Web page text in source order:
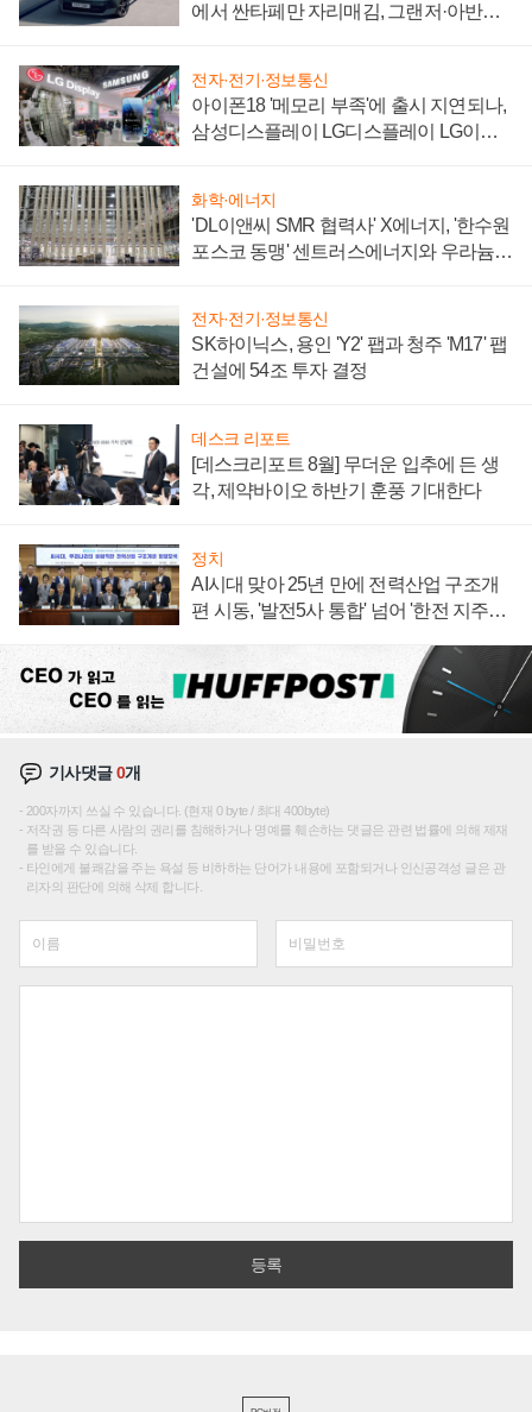
에서 싼타페만 자리매김, 그랜저·아반떼
전자·전기·정보통신
아이폰18 '메모리 부족'에 출시 지연되나,
삼성디스플레이 LG디스플레이 LG이노
화학·에너지
'DL이앤씨 SMR 협력사' X에너지, '한수원
포스코 동맹' 센트러스에너지와 우라늄
전자·전기·정보통신
SK하이닉스, 용인 'Y2' 팹과 청주 'M17' 팹
건설에 54조 투자 결정
데스크 리포트
[데스크리포트 8월] 무더운 입추에 든 생
각, 제약바이오 하반기 훈풍 기대한다
정치
AI시대 맞아 25년 만에 전력산업 구조개
편 시동, '발전5사 통합' 넘어 '한전 지주사'
기사댓글0개
200자까지 쓰실 수 있습니다. (현재 0 byte / 최대 400byte)
저작권 등 다른 사람의 권리를 침해하거나 명예를 훼손하는 댓글은 관련 법률에 의해 제재
를 받을 수 있습니다.
타인에게 불쾌감을 주는 욕설 등 비하하는 단어가 내용에 포함되거나 인신공격성 글은 관
리자의 판단에 의해 삭제 합니다.